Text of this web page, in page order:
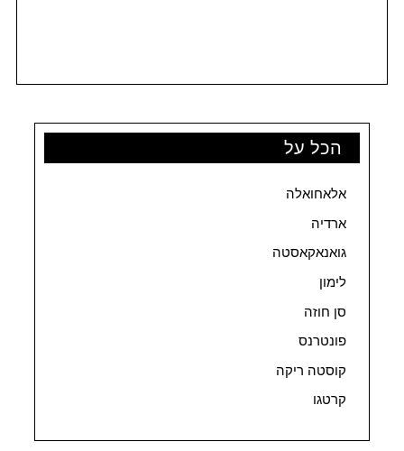
הכל על
אלאחואלה
ארדיה
גואנאקאסטה
לימון
סן חוזה
פונטרנס
קוסטה ריקה
קרטגו